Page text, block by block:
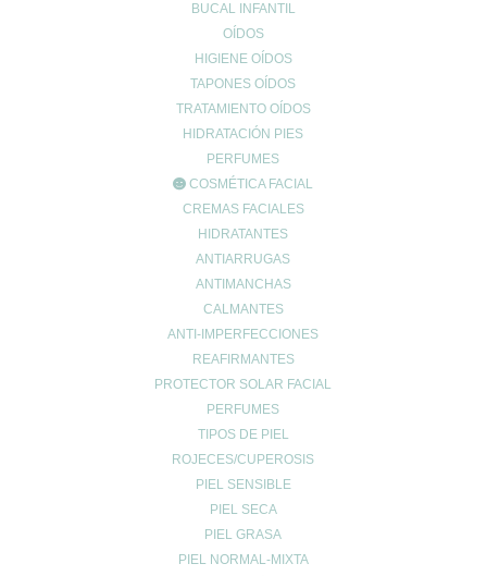
BUCAL INFANTIL
OÍDOS
HIGIENE OÍDOS
TAPONES OÍDOS
TRATAMIENTO OÍDOS
HIDRATACIÓN PIES
PERFUMES
COSMÉTICA FACIAL
CREMAS FACIALES
HIDRATANTES
ANTIARRUGAS
ANTIMANCHAS
CALMANTES
ANTI-IMPERFECCIONES
REAFIRMANTES
PROTECTOR SOLAR FACIAL
PERFUMES
TIPOS DE PIEL
ROJECES/CUPEROSIS
PIEL SENSIBLE
PIEL SECA
PIEL GRASA
PIEL NORMAL-MIXTA
UBICACIÓN
Calle Daoiz 9, Puerto de Sagunto - Valencia
CONTACTO